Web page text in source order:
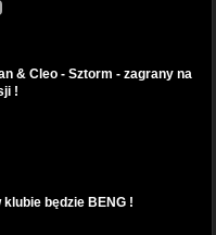
& Cleo - Sztorm - zagrany na
!
klubie będzie BENG !